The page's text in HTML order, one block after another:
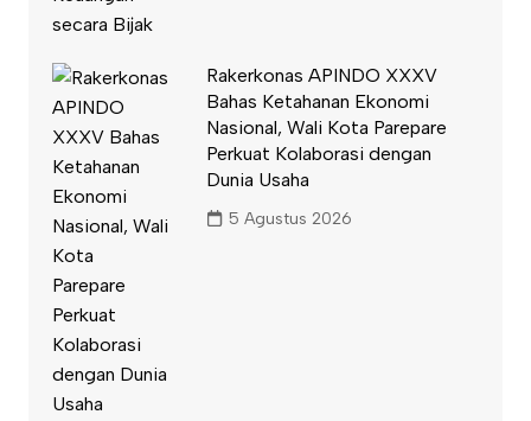
Rakerkonas APINDO XXXV
Bahas Ketahanan Ekonomi
Nasional, Wali Kota Parepare
Perkuat Kolaborasi dengan
Dunia Usaha
5 Agustus 2026